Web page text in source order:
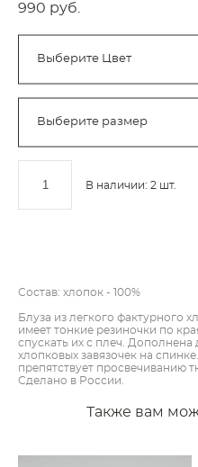
990 pуб.
Выберите Цвет
Выберите размер
В наличии: 2 шт.
Состав: хлопок - 100%
Блуза из легкого фактурного
имеет тонкие резиночки по
спускать их с плеч. Дополнена
хлопковых завязочек на
препятствует просвечиванию
Сделано в России.
Также вам